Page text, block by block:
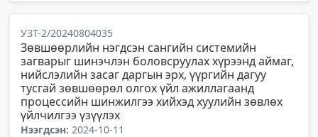
УЗТ-2/20240804035
Зөвшөөрлийн нэгдсэн сангийн системийн
загварыг шинэчлэн боловсруулах хүрээнд аймаг,
нийслэлийн засаг даргын эрх, үүргийн дагуу
тусгай зөвшөөрөл олгох үйл ажиллагаанд
процессийн шинжилгээ хийхэд хуулийн зөвлөх
үйлчилгээ үзүүлэх
Нээгдсэн: 2024-10-11